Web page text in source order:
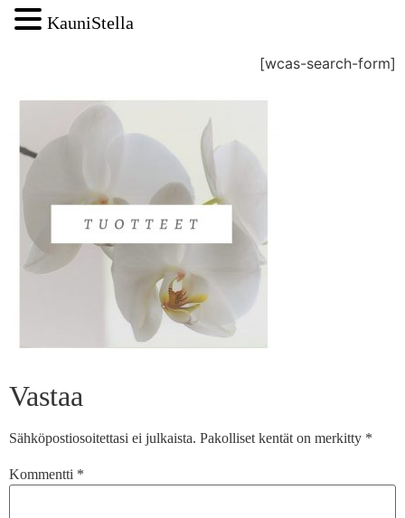
[wcas-search-form]
Vastaa
Sähköpostiosoitettasi ei julkaista. Pakolliset kentät on merkitty *
Kommentti *
KauniStella